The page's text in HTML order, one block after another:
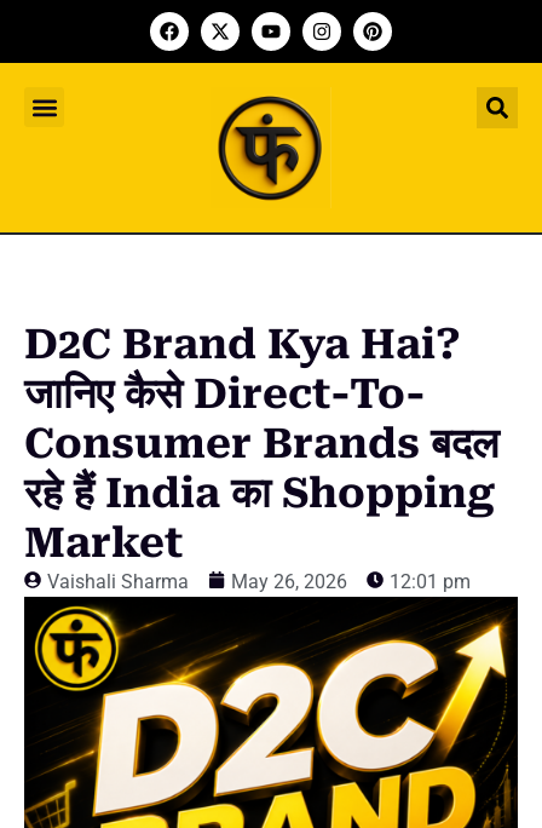
D2C Brand Kya Hai?
जानिए कैसे Direct-To-
Consumer Brands बदल
रहे हैं India का Shopping
Market
Vaishali Sharma May 26, 2026 12:01 pm